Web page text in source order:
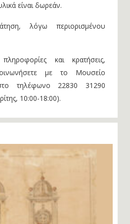
είναι δωρεάν.
λόγω περιορισμένου
και κρατήσεις,
με το Μουσείο
τηλέφωνο 22830 31290
10:00-18:00).